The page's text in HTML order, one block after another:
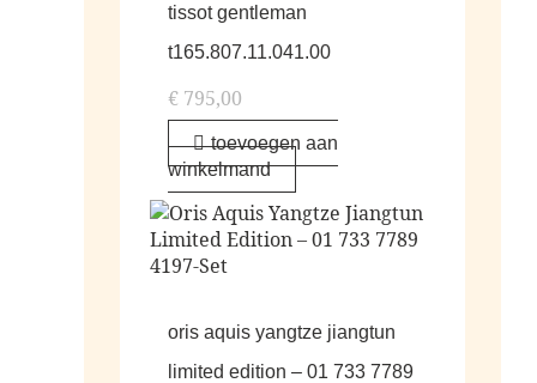
tissot gentleman
t165.807.11.041.00
€ 795,00
toevoegen aan
winkelmand
oris aquis yangtze jiangtun
limited edition – 01 733 7789